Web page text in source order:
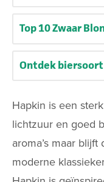
Hapkin is een
lichtzuur en goed
aroma’s maar
moderne
Top 10 Zwaar
Ontdek biersoort